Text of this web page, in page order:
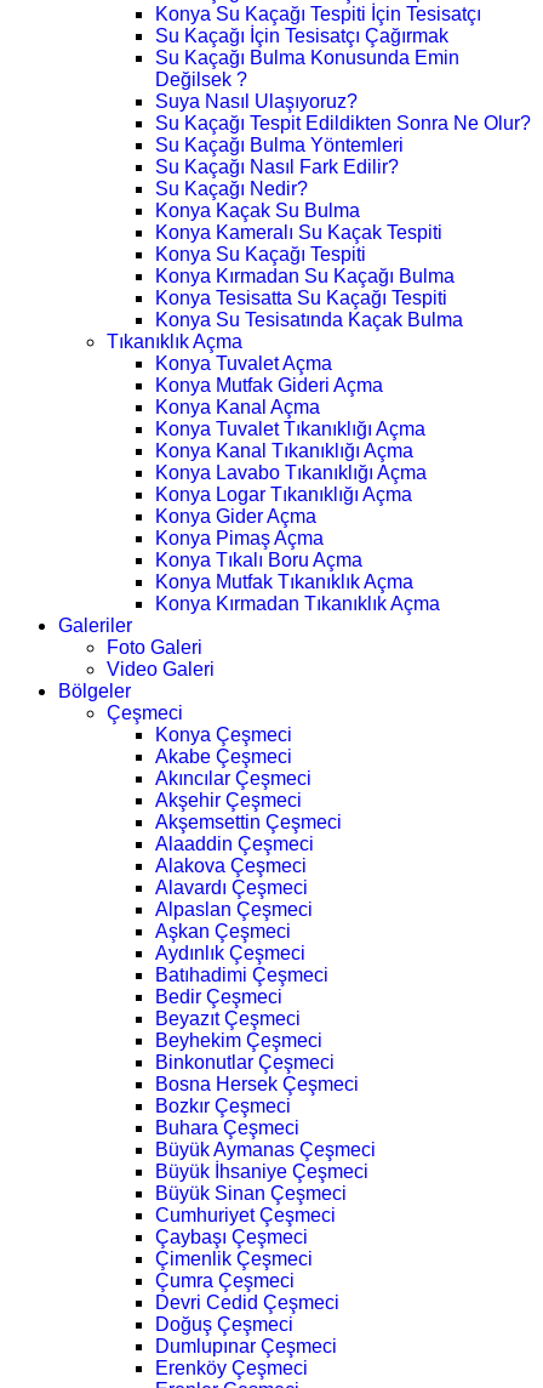
Konya Su Kaçağı Tespiti İçin Tesisatçı
Su Kaçağı İçin Tesisatçı Çağırmak
Su Kaçağı Bulma Konusunda Emin
Değilsek ?
Suya Nasıl Ulaşıyoruz?
Su Kaçağı Tespit Edildikten Sonra Ne Olur?
Su Kaçağı Bulma Yöntemleri
Su Kaçağı Nasıl Fark Edilir?
Su Kaçağı Nedir?
Konya Kaçak Su Bulma
Konya Kameralı Su Kaçak Tespiti
Konya Su Kaçağı Tespiti
Konya Kırmadan Su Kaçağı Bulma
Konya Tesisatta Su Kaçağı Tespiti
Konya Su Tesisatında Kaçak Bulma
Tıkanıklık Açma
Konya Tuvalet Açma
Konya Mutfak Gideri Açma
Konya Kanal Açma
Konya Tuvalet Tıkanıklığı Açma
Konya Kanal Tıkanıklığı Açma
Konya Lavabo Tıkanıklığı Açma
Konya Logar Tıkanıklığı Açma
Konya Gider Açma
Konya Pimaş Açma
Konya Tıkalı Boru Açma
Konya Mutfak Tıkanıklık Açma
Konya Kırmadan Tıkanıklık Açma
Galeriler
Foto Galeri
Video Galeri
Bölgeler
Çeşmeci
Konya Çeşmeci
Akabe Çeşmeci
Akıncılar Çeşmeci
Akşehir Çeşmeci
Akşemsettin Çeşmeci
Alaaddin Çeşmeci
Alakova Çeşmeci
Alavardı Çeşmeci
Alpaslan Çeşmeci
Aşkan Çeşmeci
Aydınlık Çeşmeci
Batıhadimi Çeşmeci
Bedir Çeşmeci
Beyazıt Çeşmeci
Beyhekim Çeşmeci
Binkonutlar Çeşmeci
Bosna Hersek Çeşmeci
Bozkır Çeşmeci
Buhara Çeşmeci
Büyük Aymanas Çeşmeci
Büyük İhsaniye Çeşmeci
Büyük Sinan Çeşmeci
Cumhuriyet Çeşmeci
Çaybaşı Çeşmeci
Çimenlik Çeşmeci
Çumra Çeşmeci
Devri Cedid Çeşmeci
Doğuş Çeşmeci
Dumlupınar Çeşmeci
Erenköy Çeşmeci